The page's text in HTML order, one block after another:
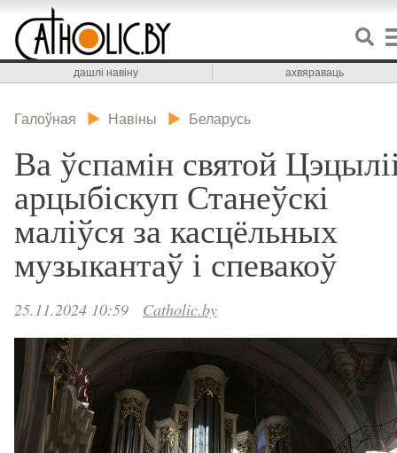
дашлі навіну ахвяраваць
Галоўная Навіны Беларусь
Ва ўспамін святой
арцыбіскуп Станеўскі
маліўся за касцёльных
музыкантаў і спевакоў
25.11.2024 10:59 Catholic.by